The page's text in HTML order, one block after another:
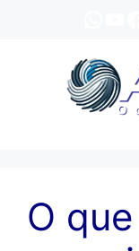
O